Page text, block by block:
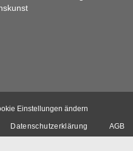
Einstellungen ändern
Datenschutzerklärung AGB